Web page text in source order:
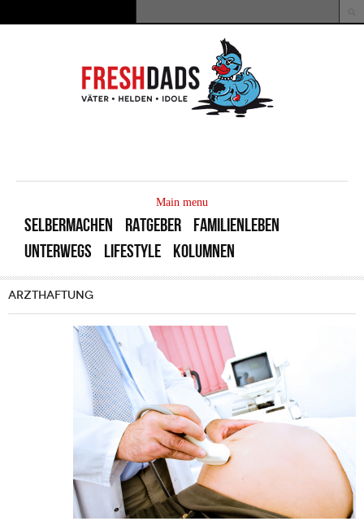
Suchformular
Main menu
SELBERMACHEN RATGEBER
FAMILIENLEBEN
UNTERWEGS
LIFESTYLE KOLUMNEN
ARZTHAFTUNG